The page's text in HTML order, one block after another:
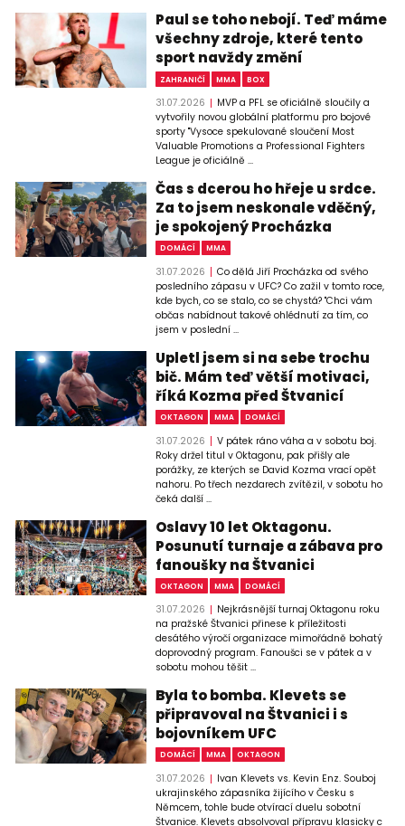
Paul se toho nebojí. Teď máme
všechny zdroje, které tento
sport navždy změní
ZAHRANIČÍ MMA BOX
31.07.2026
MVP a PFL se oficiálně sloučily a
vytvořily novou globální platformu pro bojové
sporty "Vysoce spekulované sloučení Most
Valuable Promotions a Professional Fighters
League je oficiálně ...
Čas s dcerou ho hřeje u srdce.
Za to jsem neskonale vděčný,
je spokojený Procházka
DOMÁCÍ MMA
31.07.2026
Co dělá Jiří Procházka od svého
posledního zápasu v UFC? Co zažil v tomto roce,
kde bych, co se stalo, co se chystá? "Chci vám
občas nabídnout takové ohlédnutí za tím, co
jsem v poslední ...
Upletl jsem si na sebe trochu
bič. Mám teď větší motivaci,
říká Kozma před Štvanicí
OKTAGON MMA DOMÁCÍ
31.07.2026
V pátek ráno váha a v sobotu boj.
Roky držel titul v Oktagonu, pak přišly ale
porážky, ze kterých se David Kozma vrací opět
nahoru. Po třech nezdarech zvítězil, v sobotu ho
čeká další ...
Oslavy 10 let Oktagonu.
Posunutí turnaje a zábava pro
fanoušky na Štvanici
OKTAGON MMA DOMÁCÍ
31.07.2026
Nejkrásnější turnaj Oktagonu roku
na pražské Štvanici přinese k příležitosti
desátého výročí organizace mimořádně bohatý
doprovodný program. Fanoušci se v pátek a v
sobotu mohou těšit ...
Byla to bomba. Klevets se
připravoval na Štvanici i s
bojovníkem UFC
DOMÁCÍ MMA OKTAGON
31.07.2026
Ivan Klevets vs. Kevin Enz. Souboj
ukrajinského zápasníka žijícího v Česku s
Němcem, tohle bude otvírací duelu sobotní
Štvanice. Klevets absolvoval přípravu klasicky c